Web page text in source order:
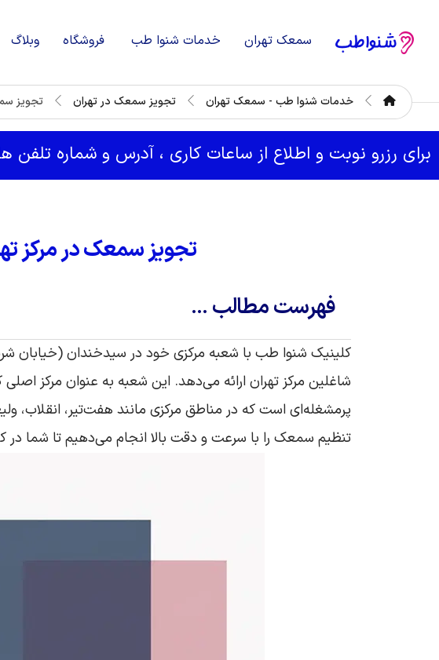
سمعک تهران خدمات شنوا طب فروشگاه وبلاگ
خدمات شنوا طب - سمعک تهران تجویز سمعک در تهران تجویز
برای رزرو نوبت و اطلاع از ساعات کاری ، آدرس و شماره
تجویز سمعک در مرکز
فهرست مطالب ...
کلینیک شنوا طب با شعبه مرکزی خود در سیدخندان (خیابان
شاغلین مرکز تهران ارائه می‌دهد. این شعبه به عنوان مرکز
پرمشغله‌ای است که در مناطق مرکزی مانند هفت‌تیر، انقلاب،
تنظیم سمعک را با سرعت و دقت بالا انجام می‌دهیم تا شما در